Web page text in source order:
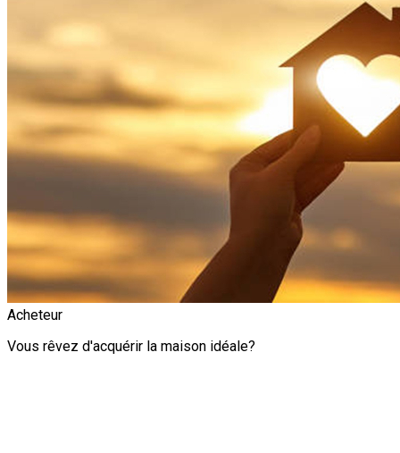
Acheteur
Vous rêvez d'acquérir la maison idéale?